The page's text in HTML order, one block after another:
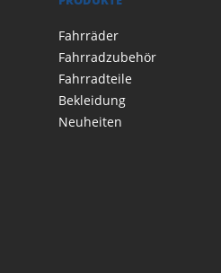
Fahrräder
Fahrradzubehör
Fahrradteile
Bekleidung
Neuheiten